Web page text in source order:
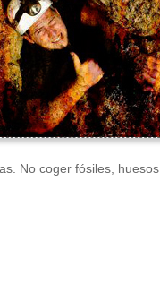
No coger fósiles, huesos,